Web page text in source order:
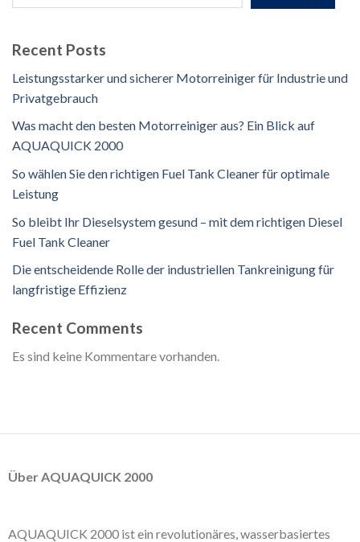
Recent Posts
Leistungsstarker und sicherer Motorreiniger für Industrie und
Privatgebrauch
Was macht den besten Motorreiniger aus? Ein Blick auf
AQUAQUICK 2000
So wählen Sie den richtigen Fuel Tank Cleaner für optimale
Leistung
So bleibt Ihr Dieselsystem gesund – mit dem richtigen Diesel
Fuel Tank Cleaner
Die entscheidende Rolle der industriellen Tankreinigung für
langfristige Effizienz
Recent Comments
Es sind keine Kommentare vorhanden.
Über AQUAQUICK 2000
AQUAQUICK 2000 ist ein revolutionäres, wasserbasiertes